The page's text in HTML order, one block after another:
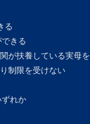
る
きる
が扶養している実母
制限を受けない
れか